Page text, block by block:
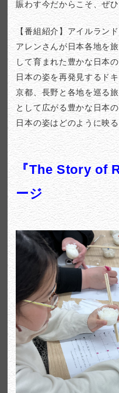
賑わす今だからこそ、ぜ
【番組紹介】アイルラン
アレンさんが日本各地を
して育まれた豊かな日本
日本の姿を再発見するド
京都、長野と各地を巡る
として広がる豊かな日本
日本の姿はどのように映
『The Story of
ージ